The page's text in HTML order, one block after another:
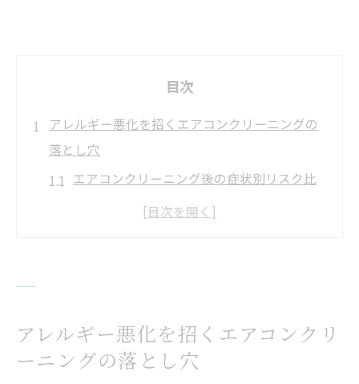
目次
アレルギー悪化を招くエアコンクリーニングの
落とし穴
エアコンクリーニング後の症状別リスク比
掃除方法次第で悪化するケースも
エコ洗剤で安心！ペットや子どもに優しい洗浄
アレルギー悪化を招くエアコンクリ
ーニングの落とし穴